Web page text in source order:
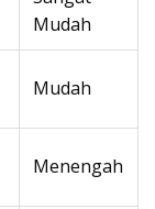
Mudah
Mudah
Menengah